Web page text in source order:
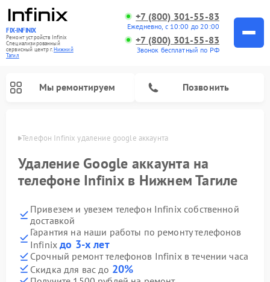
FIX-INFINIX
Ремонт устройств Infinix
Специализированный
cервисный центр г.Нижний
Тагил
+7 (800) 301-55-83
Ежедневно, с 10:00 до 20:00
+7 (800) 301-55-83
Звонок бесплатный по РФ
Мы ремонтируем Позвонить
Телефон Infinix удаление google аккаунта
Удаление Google аккаунта на
телефоне Infinix в Нижнем Тагиле
Привезем и увезем телефон Infinix собственной
доставкой
Гарантия на наши работы по ремонту телефонов
Infinixдо 3-х лет
Срочный ремонт телефонов Infinix в течении часа
Скидка для вас до 20%